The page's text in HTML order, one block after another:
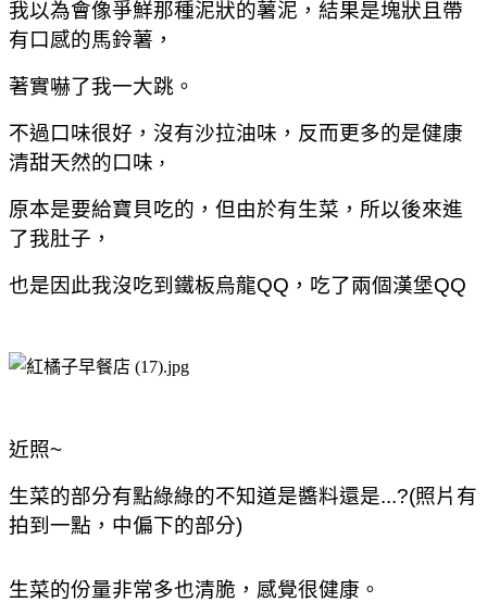
我以為會像爭鮮那種泥狀的薯泥，結果是塊狀且帶
有口感的馬鈴薯，
著實嚇了我一大跳。
不過口味很好，沒有沙拉油味，反而更多的是健康
清甜天然的口味 ，
原本是要給寶貝吃的，但由於有生菜，所以後來進
了我肚子，
也是因此我沒吃到鐵板烏龍QQ，吃了兩個漢堡QQ
近照~
生菜的部分有點綠綠的不知道是醬料還是...?(照片有
拍到一點，中偏下的部分)
生菜的份量非常多也清脆，感覺很健康。